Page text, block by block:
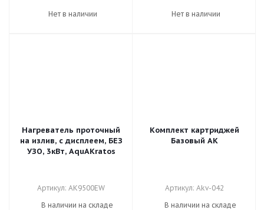
Нет в наличии Нет в наличии
Нагреватель проточный
на излив, с дисплеем, БЕЗ
УЗО, 3кВт, AquAKratos
Артикул: AK9500ЕW
В наличии на складе
Комплект картриджей
Базовый AK
Артикул: Akv-042
В наличии на складе